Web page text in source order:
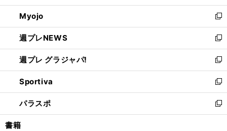
開
く
ウ
で
開
く
ン
ド
ウ
で
開
く
ウ
ィ
ン
ド
ウ
で
開
く
Myojo
新
し
い
ウ
ィ
ン
ド
ウ
で
開
週プレNEWS
新
し
い
ウ
ィ
ン
ド
ウ
週プレ グラジャパ!
新
し
い
ウ
ィ
ン
Sportiva
新
し
い
ウ
パラスポ
新
し
書籍